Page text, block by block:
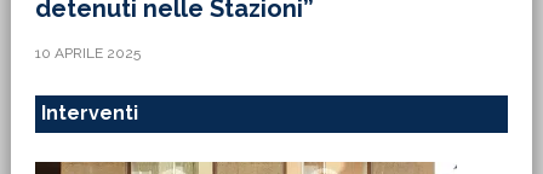
detenuti nelle Stazioni”
10 APRILE 2025
Interventi